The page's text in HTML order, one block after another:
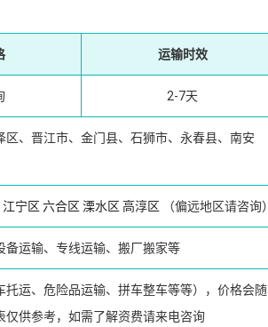
运输时效
2-7天
、晋江市、金门县、石狮市、永春县、南安
江宁区 六合区 溧水区 高淳区 （偏远地区请咨询）
运输、专线运输、搬厂搬家等
运、危险品运输、拼车整车等等），价格会随
供参考，如需了解资费请来电咨询